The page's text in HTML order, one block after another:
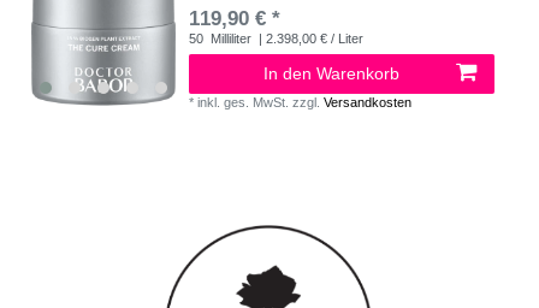
119,90 € *
50 Milliliter | 2.398,00 € / Liter
In den Warenkorb
*inkl. ges. MwSt. zzgl.Versandkosten